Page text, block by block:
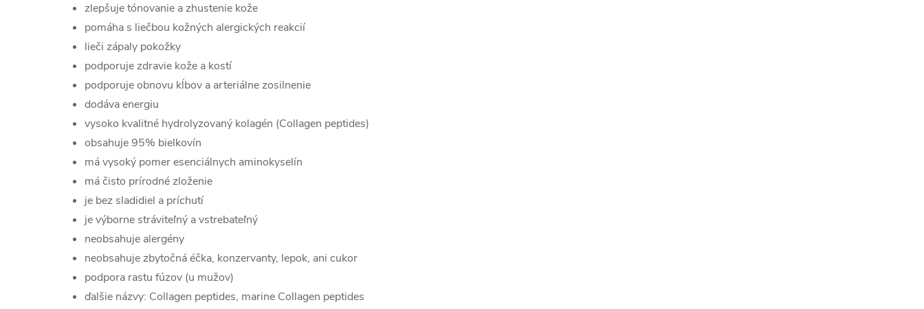
zlepšuje tónovanie a zhustenie kože
pomáha s liečbou kožných alergických reakcií
lieči zápaly pokožky
podporuje zdravie kože a kostí
podporuje obnovu kĺbov a arteriálne zosilnenie
dodáva energiu
vysoko kvalitné hydrolyzovaný kolagén (Collagen peptides)
obsahuje 95% bielkovín
má vysoký pomer esenciálnych aminokyselín
má čisto prírodné zloženie
je bez sladidiel a príchutí
je výborne stráviteľný a vstrebateľný
neobsahuje alergény
neobsahuje zbytočná éčka, konzervanty, lepok, ani cukor
podpora rastu fúzov (u mužov)
ďalšie názvy: Collagen peptides, marine Collagen peptides